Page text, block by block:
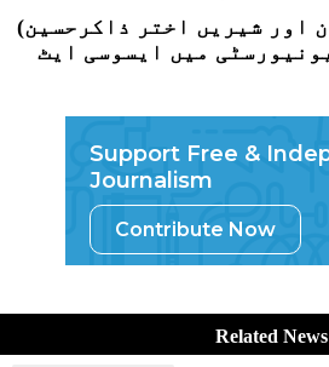
(وجیندر سنگھ چوہان اور شیریں اختر ذاکرحسین
میں ایسوسی ایٹ
Support Free &
Journalism
Contribute Now
Related News